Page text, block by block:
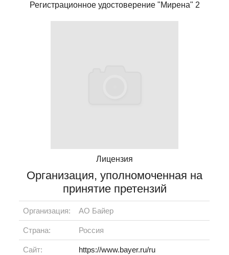
Регистрационное удостоверение "Мирена" 2
Лицензия
Организация, уполномоченная на
принятие претензий
Организация: АО Байер
Страна: Россия
Сайт: https://www.bayer.ru/ru